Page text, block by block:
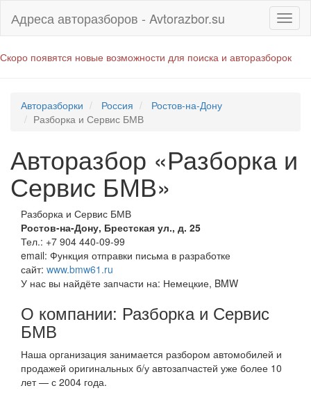
Адреса авторазборов - Avtorazbor.su
Скоро появятся новые возможности для поиска и авторазборок
Авторазборки Россия
Ростов-на-Дону
Разборка и Сервис БМВ
Авторазбор «Разборка и
Сервис БМВ»
Разборка и Сервис БМВ
Ростов-на-Дону, Брестская ул., д. 25
Тел.: +7 904 440-09-99
email: Функция отправки письма в разработке
сайт: www.bmw61.ru
У нас вы найдёте запчасти на: Немецкие, BMW
О компании: Разборка и Сервис
БМВ
Наша организация занимается разбором автомобилей и
продажей оригинальных б/у автозапчастей уже более 10
лет — с 2004 года.